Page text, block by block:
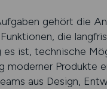
gehört die
die
ist, technische
moderner Produkte
aus Design,